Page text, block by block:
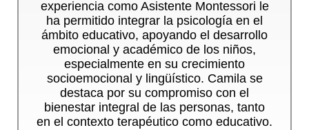
experiencia como Asistente Montessori le
ha permitido integrar la psicología en el
ámbito educativo, apoyando el desarrollo
emocional y académico de los niños,
especialmente en su crecimiento
socioemocional y lingüístico. Camila se
destaca por su compromiso con el
bienestar integral de las personas, tanto
en el contexto terapéutico como educativo.